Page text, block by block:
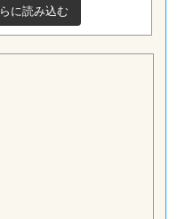
に読み込む